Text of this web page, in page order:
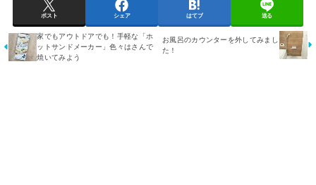
ポスト シェア はてブ 送る
家でもアウトドアでも！手軽な「ホ
ットサンドメーカー」色々はさんで
焼いてみよう
お風呂のカウンターを外してみまし
た！